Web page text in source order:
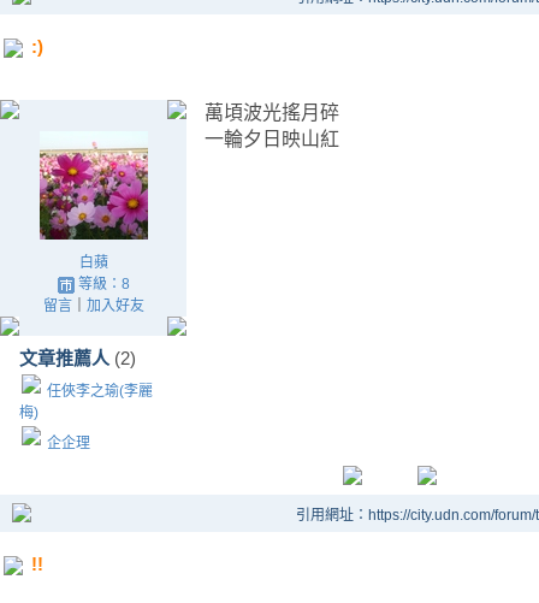
:)
白蘋
等級：8
留言｜ 加入好友
文章推薦人 (2)
任俠李之瑜(李麗
梅)
企企理
萬頃波光搖月碎
一輪夕日映山紅
引用網址：https://city.udn.com/
!!